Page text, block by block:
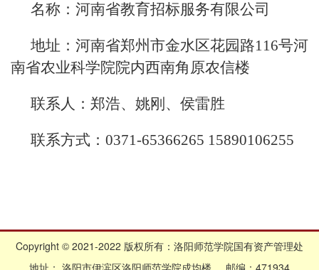
名称：河南省教育招标服务有限公司
地址：河南省郑州市金水区花园路116号河
南省农业科学院院内西南角原农信楼
联系人：郑浩、姚刚、侯雷胜
联系方式：0371-65366265 15890106255
Copyright © 2021-2022 版权所有：洛阳师范学院国有资产管理处